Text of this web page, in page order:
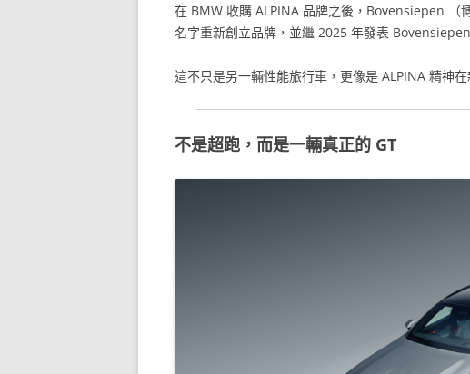
在 BMW 收購 ALPINA 品牌之後，Bovensiepen （
名字重新創立品牌，並繼 2025 年發表
這不只是另一輛性能旅行車，更像是 ALPINA 精神在
不是超跑，而是一輛真正的 GT